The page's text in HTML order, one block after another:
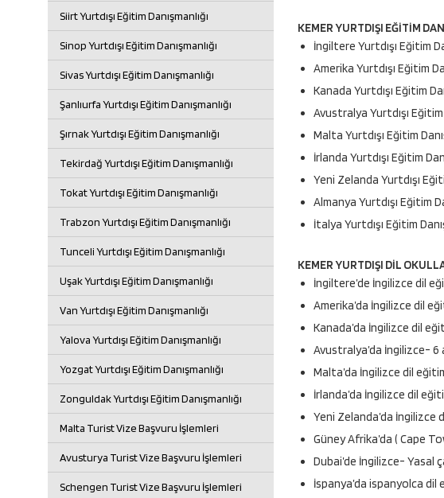
Siirt Yurtdışı Eğitim Danışmanlığı
Sinop Yurtdışı Eğitim Danışmanlığı
Sivas Yurtdışı Eğitim Danışmanlığı
Şanlıurfa Yurtdışı Eğitim Danışmanlığı
Şırnak Yurtdışı Eğitim Danışmanlığı
Tekirdağ Yurtdışı Eğitim Danışmanlığı
Tokat Yurtdışı Eğitim Danışmanlığı
Trabzon Yurtdışı Eğitim Danışmanlığı
Tunceli Yurtdışı Eğitim Danışmanlığı
Uşak Yurtdışı Eğitim Danışmanlığı
Van Yurtdışı Eğitim Danışmanlığı
Yalova Yurtdışı Eğitim Danışmanlığı
Yozgat Yurtdışı Eğitim Danışmanlığı
Zonguldak Yurtdışı Eğitim Danışmanlığı
Malta Turist Vize Başvuru İşlemleri
Avusturya Turist Vize Başvuru İşlemleri
Schengen Turist Vize Başvuru İşlemleri
KEMER YURTDIŞI EĞİTİM
İngiltere Yurtdışı Eğitim
Amerika Yurtdışı Eğitim
Kanada Yurtdışı Eğitim
Avustralya Yurtdışı Eğitim
Malta Yurtdışı Eğitim
İrlanda Yurtdışı Eğitim
Yeni Zelanda Yurtdışı
Almanya Yurtdışı Eğitim
İtalya Yurtdışı Eğitim
KEMER YURTDIŞI DİL
İngiltere’de İngilizce dil
Amerika’da İngilizce dil
Kanada’da İngilizce dil
Avustralya’da İngilizce- 6
Malta’da İngilizce dil
İrlanda’da İngilizce dil
Yeni Zelanda’da İngilizce
Güney Afrika’da ( Cape
Dubai’de İngilizce- Yasal
İspanya’da ispanyolca dil